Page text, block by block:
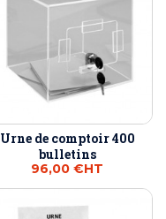
Urne de comptoir 400
bulletins
96,00 €HT